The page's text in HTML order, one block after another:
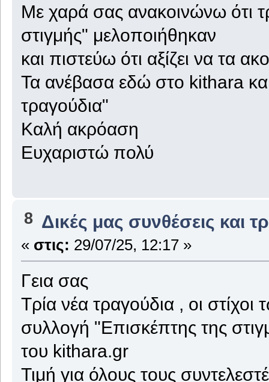
Με χαρά σας ανακοινώνω ότι
στιγμής" μελοποιήθηκαν
και πιστεύω ότι αξίζει να τα
Τα ανέβασα εδώ στο kithara
τραγούδια"
Καλή ακρόαση
Ευχαριστώ πολύ
8 Δικές μας συνθέσεις και
« στις: 29/07/25, 12:17 »
Γεια σας
Τρία νέα τραγούδια , οι
συλλογή "Επισκέπτης της
του kithara.gr
Τιμή για όλους τους